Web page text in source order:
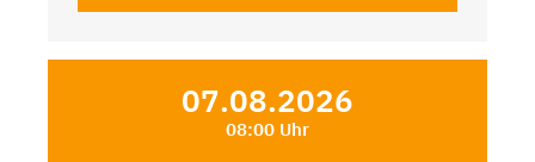
07.08.2026
08:00 Uhr